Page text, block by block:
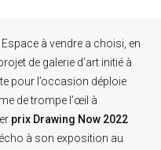
, Espace à vendre a choisi, en
de galerie d’art initié à
pour l’occasion déploie
de trompe l’œil à
prix Drawing Now 2022
à son exposition au